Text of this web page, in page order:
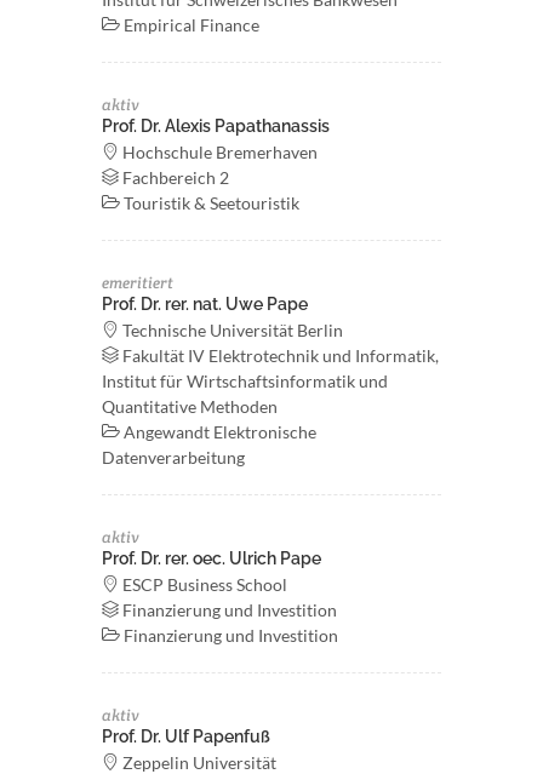
Empirical Finance
aktiv
Prof. Dr. Alexis Papathanassis
Hochschule Bremerhaven
Fachbereich 2
Touristik & Seetouristik
emeritiert
Prof. Dr. rer. nat. Uwe Pape
Technische Universität Berlin
Fakultät IV Elektrotechnik und Informatik,
Institut für Wirtschaftsinformatik und
Quantitative Methoden
Angewandt Elektronische
Datenverarbeitung
aktiv
Prof. Dr. rer. oec. Ulrich Pape
ESCP Business School
Finanzierung und Investition
Finanzierung und Investition
aktiv
Prof. Dr. Ulf Papenfuß
Zeppelin Universität